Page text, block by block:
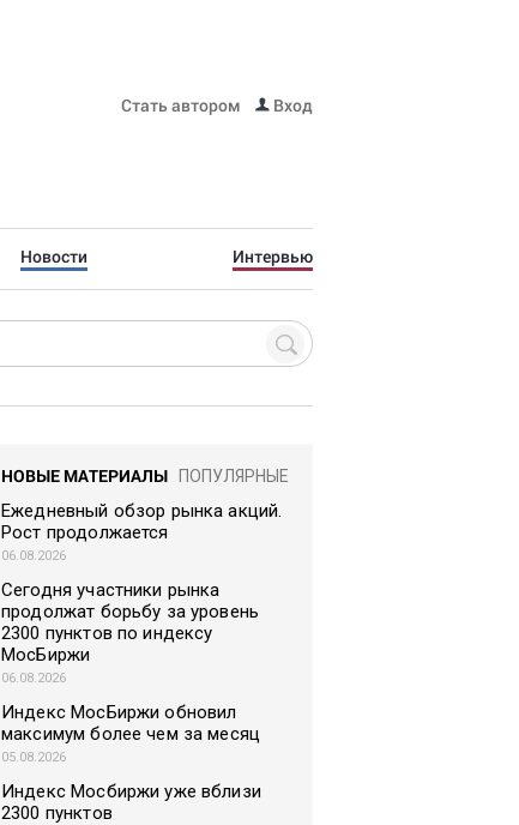
Стать автором Вход
Новости Интервью
НОВЫЕ МАТЕРИАЛЫ ПОПУЛЯРНЫЕ
Ежедневный обзор рынка акций.
Рост продолжается
06.08.2026
Сегодня участники рынка
продолжат борьбу за уровень
2300 пунктов по индексу
МосБиржи
06.08.2026
Индекс МосБиржи обновил
максимум более чем за месяц
05.08.2026
Индекс Мосбиржи уже вблизи
2300 пунктов